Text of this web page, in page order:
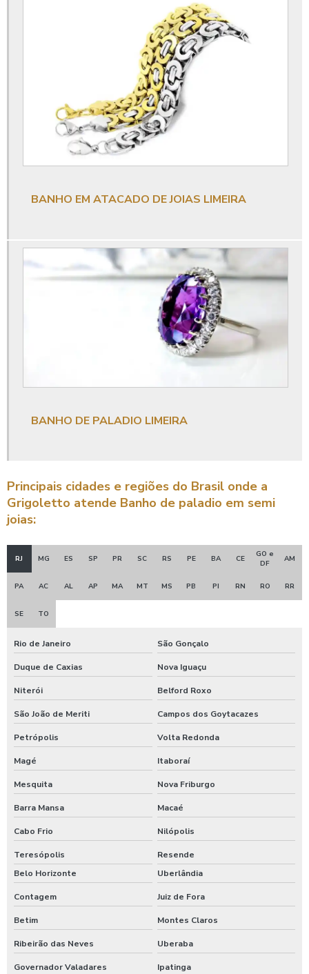
Banho de paladio em semi joias
Banho de paladio limeira
Banho de prata
Banho de prata em bijuterias
Banho em bijuterias limeira sp
BANHO EM ATACADO DE JOIAS LIMEIRA
BANHO DE PALADIO LIMEIRA
Principais cidades e regiões do Brasil onde a
Grigoletto atende Banho de paladio em semi
joias:
RJ MG ES SP PR SC RS PE BA CE
GO e
DF
AM
PA AC AL AP MA MT MS PB PI RN RO RR
SE TO
Rio de Janeiro São Gonçalo
Duque de Caxias Nova Iguaçu
Niterói Belford Roxo
São João de Meriti Campos dos Goytacazes
Petrópolis Volta Redonda
Magé Itaboraí
Mesquita Nova Friburgo
Barra Mansa Macaé
Cabo Frio Nilópolis
Teresópolis
Resende
Belo Horizonte
Uberlândia
Contagem Juiz de Fora
Betim Montes Claros
Ribeirão das Neves Uberaba
Governador Valadares Ipatinga